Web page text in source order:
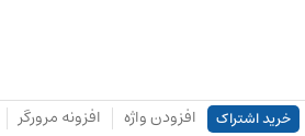
خرید اشتراک افزودن واژه افزونه مرورگر